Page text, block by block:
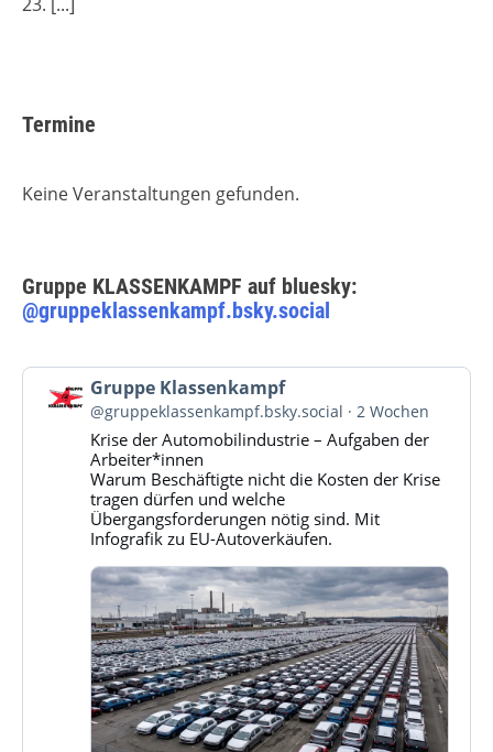
Termine
Keine Veranstaltungen gefunden.
Gruppe KLASSENKAMPF auf bluesky:
@gruppeklassenkampf.bsky.social
Beitrag
von
Gruppe
Klassenkampf
Bluesky
ansehen
Gruppe Klassenkampf
@gruppeklassenkampf.bsky.social 2 Wochen
Krise der Automobilindustrie – Aufgaben der
Arbeiter*innen
Warum Beschäftigte nicht die Kosten der Krise
tragen dürfen und welche
Übergangsforderungen nötig sind. Mit
Infografik zu EU-Autoverkäufen.